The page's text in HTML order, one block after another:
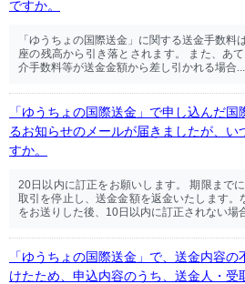
ですか。
「ゆうちょの国際送金」に関する送金手数料
座の残高から引き落とされます。 また、あ
介手数料等が送金金額から差し引かれる場合...
「ゆうちょの国際送金」で申し込んだ
るお知らせのメールが届きましたが、い
すか。
20日以内に訂正をお願いします。 期限まで
取引を停止し、送金金額を返金いたします
をお送りした後、10日以内に訂正されない場
「ゆうちょの国際送金」で、送金内容
けたため、申込内容のうち、送金人・受